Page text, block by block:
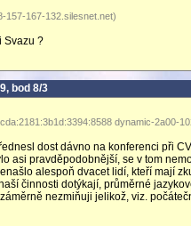
157-167-132.silesnet.net)
Svazu ?
bod 8/3
dynamic-2a00-
dost dávno na konferenci při
asi pravděpodobnější, se v tom
alespoň dvacet lidí, kteří mají
činnosti dotýkají, průměrné
nezmiňuji jelikož, viz.